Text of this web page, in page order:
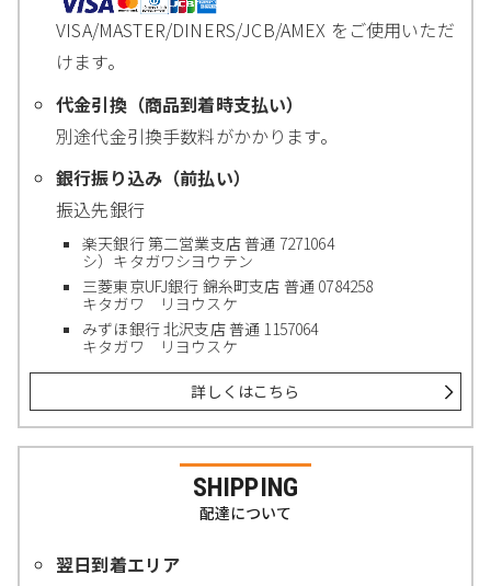
VISA/MASTER/DINERS/JCB/AMEX をご使用いただ
けます。
代金引換（商品到着時支払い）
別途代金引換手数料がかかります。
銀行振り込み（前払い）
振込先銀行
楽天銀行 第二営業支店 普通 7271064
シ）キタガワシヨウテン
三菱東京UFJ銀行 錦糸町支店 普通 0784258
キタガワ リヨウスケ
みずほ銀行 北沢支店 普通 1157064
キタガワ リヨウスケ
詳しくはこちら
SHIPPING
配達について
翌日到着エリア